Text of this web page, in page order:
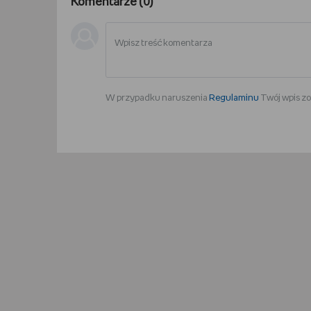
W przypadku naruszenia Regulaminu Twój wpis